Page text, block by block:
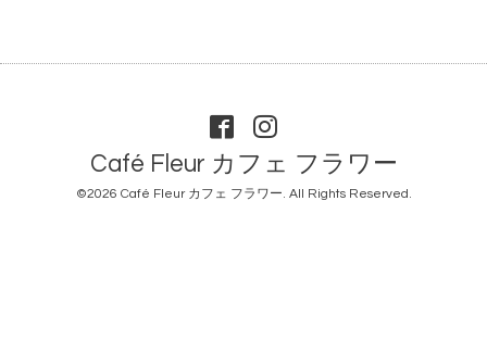
Café Fleur カフェ フラワー
©2026 Café Fleur カフェ フラワー. All Rights Reserved.